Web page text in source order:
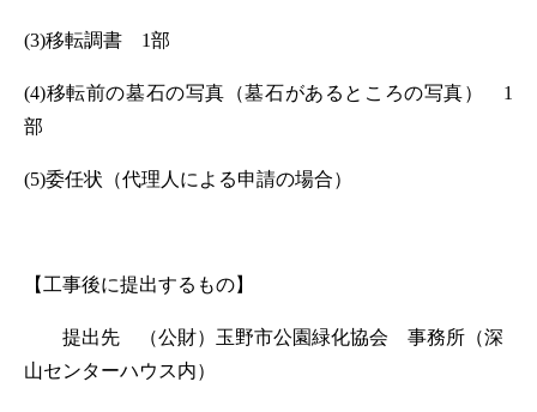
(3)移転調書 1部
(4)移転前の墓石の写真（墓石があるところの写真） 1
部
(5)委任状（代理人による申請の場合）
【工事後に提出するもの】
提出先 （公財）玉野市公園緑化協会 事務所（深
山センターハウス内）